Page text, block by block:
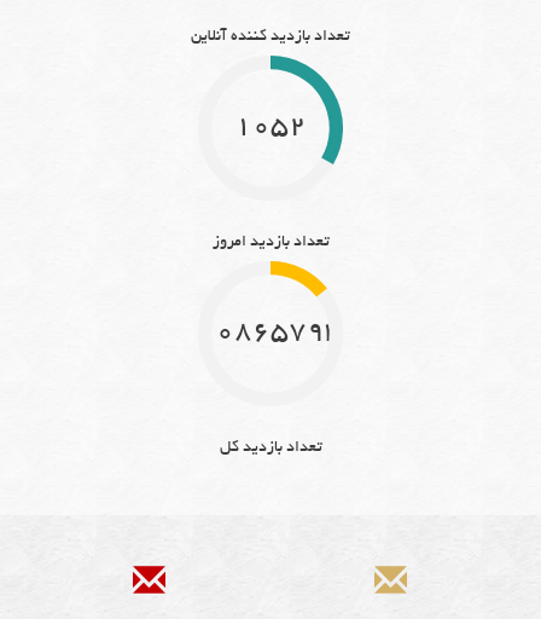
تعداد بازدید کننده آنلاین
1052
تعداد بازدید امروز
10865793
تعداد بازدید کل